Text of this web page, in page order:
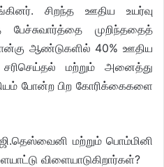
சிறந்த ஊதிய உயர்வு
முறிந்ததைத்
ஆண்டுகளில் 40% ஊதிய
மற்றும் அனைத்து
போன்ற பிற கோரிக்கைகளை
மற்றும் பொம்மினி
விளையாடுகிறார்கள்?